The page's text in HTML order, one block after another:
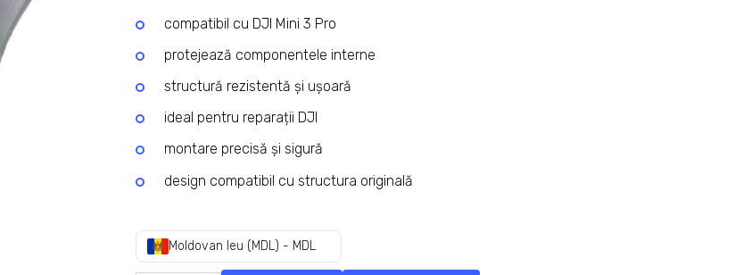
compatibil cu DJI Mini 3 Pro
protejează componentele interne
structură rezistentă și ușoară
ideal pentru reparații DJI
montare precisă și sigură
design compatibil cu structura originală
Moldovan leu (MDL) - MDL